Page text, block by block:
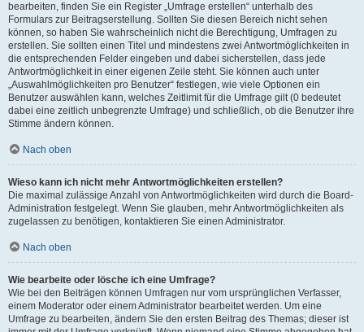
bearbeiten, finden Sie ein Register „Umfrage erstellen“ unterhalb des
Formulars zur Beitragserstellung. Sollten Sie diesen Bereich nicht sehen
können, so haben Sie wahrscheinlich nicht die Berechtigung, Umfragen zu
erstellen. Sie sollten einen Titel und mindestens zwei Antwortmöglichkeiten in
die entsprechenden Felder eingeben und dabei sicherstellen, dass jede
Antwortmöglichkeit in einer eigenen Zeile steht. Sie können auch unter
„Auswahlmöglichkeiten pro Benutzer“ festlegen, wie viele Optionen ein
Benutzer auswählen kann, welches Zeitlimit für die Umfrage gilt (0 bedeutet
dabei eine zeitlich unbegrenzte Umfrage) und schließlich, ob die Benutzer ihre
Stimme ändern können.
Nach oben
Wieso kann ich nicht mehr Antwortmöglichkeiten erstellen?
Die maximal zulässige Anzahl von Antwortmöglichkeiten wird durch die Board-
Administration festgelegt. Wenn Sie glauben, mehr Antwortmöglichkeiten als
zugelassen zu benötigen, kontaktieren Sie einen Administrator.
Nach oben
Wie bearbeite oder lösche ich eine Umfrage?
Wie bei den Beiträgen können Umfragen nur vom ursprünglichen Verfasser,
einem Moderator oder einem Administrator bearbeitet werden. Um eine
Umfrage zu bearbeiten, ändern Sie den ersten Beitrag des Themas; dieser ist